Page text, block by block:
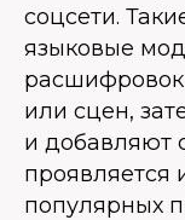
соцсети.
языковые
или сцен,
и добавляют
проявляется
популярных